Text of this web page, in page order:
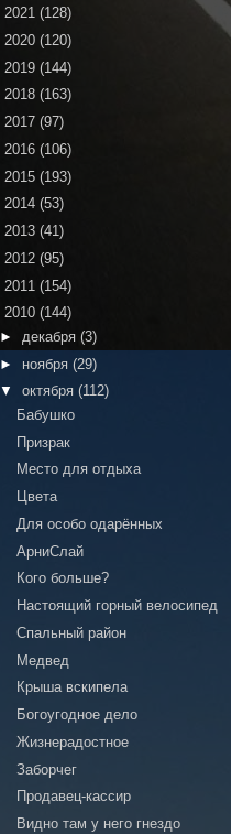
2021 (128)
2020 (120)
2019 (144)
2018 (163)
2017 (97)
2016 (106)
2015 (193)
2014 (53)
2013 (41)
2012 (95)
2011 (154)
2010 (144)
► декабря (3)
► ноября (29)
▼ октября (112)
Бабушко
Призрак
Место для отдыха
Цвета
Для особо одарённых
АрниСлай
Кого больше?
Настоящий горный велосипед
Спальный район
Медвед
Крыша вскипела
Богоугодное дело
Жизнерадостное
Заборчег
Продавец-кассир
Видно там у него гнездо